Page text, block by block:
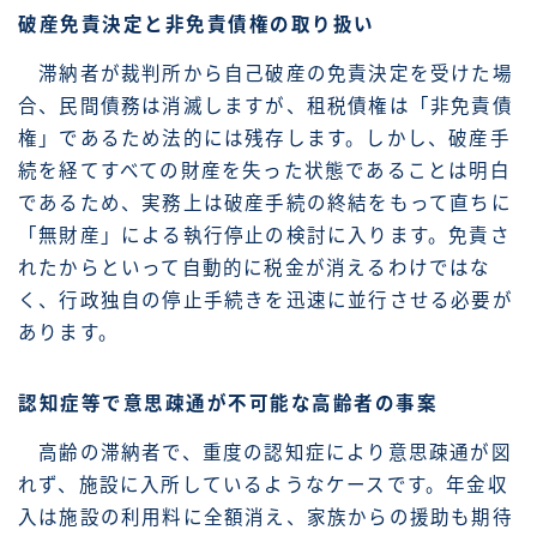
破産免責決定と非免責債権の取り扱い
滞納者が裁判所から自己破産の免責決定を受けた場
合、民間債務は消滅しますが、租税債権は「非免責債
権」であるため法的には残存します。しかし、破産手
続を経てすべての財産を失った状態であることは明白
であるため、実務上は破産手続の終結をもって直ちに
「無財産」による執行停止の検討に入ります。免責さ
れたからといって自動的に税金が消えるわけではな
く、行政独自の停止手続きを迅速に並行させる必要が
あります。
認知症等で意思疎通が不可能な高齢者の事案
高齢の滞納者で、重度の認知症により意思疎通が図
れず、施設に入所しているようなケースです。年金収
入は施設の利用料に全額消え、家族からの援助も期待